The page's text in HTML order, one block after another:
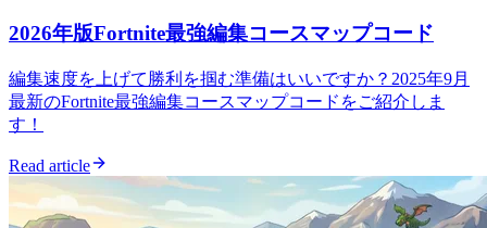
2026年版Fortnite最強編集コースマップコード
編集速度を上げて勝利を掴む準備はいいですか？2025年9月
最新のFortnite最強編集コースマップコードをご紹介しま
す！
Read article